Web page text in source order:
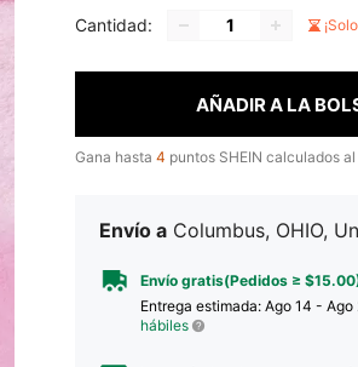
Cantidad:
AÑADIR A LA
Gana hasta 4 puntos SHEIN calculados
Envío a Columbus, OHIO,
Envío gratis(Pedidos ≥
Entrega estimada: Ago 14 - Ago
hábiles